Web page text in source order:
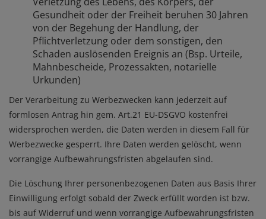
Gesundheit oder der Freiheit beruhen 30 Jahren
von der Begehung der Handlung, der
Pflichtverletzung oder dem sonstigen, den
Schaden auslösenden Ereignis an (Bsp. Urteile,
Mahnbescheide, Prozessakten, notarielle
Urkunden)
Der Verarbeitung zu Werbezwecken kann jederzeit auf
formlosen Antrag hin gem. Art.21 EU-DSGVO kostenfrei
widersprochen werden, die Daten werden in diesem Fall für
Werbezwecke gesperrt. Ihre Daten werden gelöscht, wenn
vorrangige Aufbewahrungsfristen abgelaufen sind.
Die Löschung Ihrer personenbezogenen Daten aus Basis Ihrer
Einwilligung erfolgt sobald der Zweck erfüllt worden ist bzw.
bis auf Widerruf und wenn vorrangige Aufbewahrungsfristen